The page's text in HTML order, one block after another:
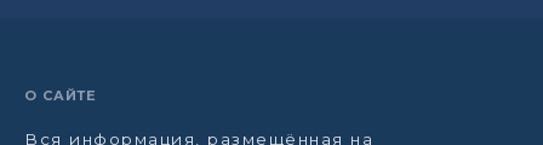
О САЙТЕ
Вся информация, размещённая на